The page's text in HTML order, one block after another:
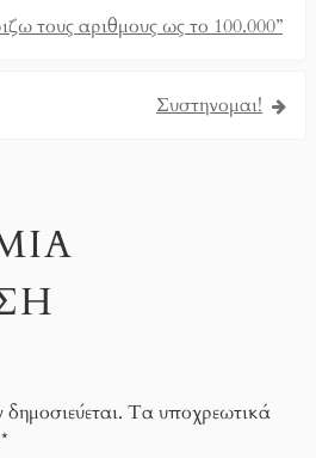
τους αριθμους ως το 100.000”
Συστηνομαι!
Τα υποχρεωτικά
*